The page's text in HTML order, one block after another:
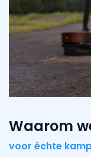
Waarom
voor échte